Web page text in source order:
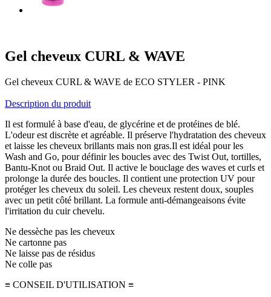
Gel cheveux CURL & WAVE
Gel cheveux CURL & WAVE de ECO STYLER - PINK
Description du produit
Il est formulé à base d'eau, de glycérine et de protéines de blé.
L'odeur est discrète et agréable. Il préserve l'hydratation des cheveux
et laisse les cheveux brillants mais non gras.Il est idéal pour les
Wash and Go, pour définir les boucles avec des Twist Out, tortilles,
Bantu-Knot ou Braid Out. Il active le bouclage des waves et curls et
prolonge la durée des boucles. Il contient une protection UV pour
protéger les cheveux du soleil. Les cheveux restent doux, souples
avec un petit côté brillant. La formule anti-démangeaisons évite
l'irritation du cuir chevelu.
Ne dessèche pas les cheveux
Ne cartonne pas
Ne laisse pas de résidus
Ne colle pas
≡ CONSEIL D'UTILISATION ≡